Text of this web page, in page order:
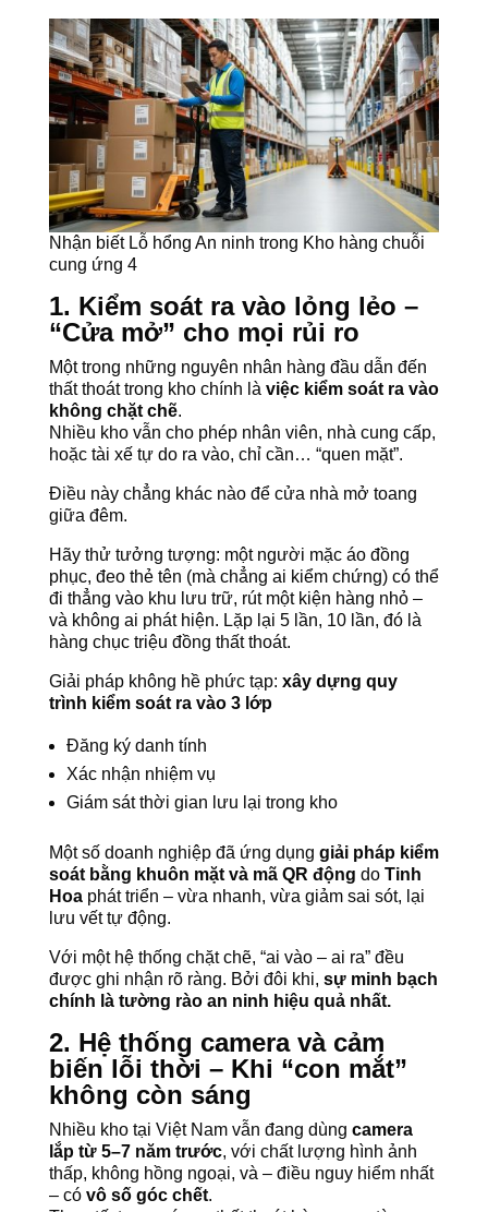
Nhận biết Lỗ hổng An ninh trong Kho hàng chuỗi
cung ứng 4
1. Kiểm soát ra vào lỏng lẻo –
“Cửa mở” cho mọi rủi ro
Một trong những nguyên nhân hàng đầu dẫn đến
thất thoát trong kho chính là việc kiểm soát ra vào
không chặt chẽ.
Nhiều kho vẫn cho phép nhân viên, nhà cung cấp,
hoặc tài xế tự do ra vào, chỉ cần… “quen mặt”.
Điều này chẳng khác nào để cửa nhà mở toang
giữa đêm.
Hãy thử tưởng tượng: một người mặc áo đồng
phục, đeo thẻ tên (mà chẳng ai kiểm chứng) có thể
đi thẳng vào khu lưu trữ, rút một kiện hàng nhỏ –
và không ai phát hiện. Lặp lại 5 lần, 10 lần, đó là
hàng chục triệu đồng thất thoát.
Giải pháp không hề phức tạp: xây dựng quy
trình kiểm soát ra vào 3 lớp
Đăng ký danh tính
Xác nhận nhiệm vụ
Giám sát thời gian lưu lại trong kho
Một số doanh nghiệp đã ứng dụng giải pháp kiểm
soát bằng khuôn mặt và mã QR động do Tinh
Hoaphát triển – vừa nhanh, vừa giảm sai sót, lại
lưu vết tự động.
Với một hệ thống chặt chẽ, “ai vào – ai ra” đều
được ghi nhận rõ ràng. Bởi đôi khi, sự minh bạch
chính là tường rào an ninh hiệu quả nhất.
2. Hệ thống camera và cảm
biến lỗi thời – Khi “con mắt”
không còn sáng
Nhiều kho tại Việt Nam vẫn đang dùng camera
lắp từ 5–7 năm trước, với chất lượng hình ảnh
thấp, không hồng ngoại, và – điều nguy hiểm nhất
– có vô số góc chết.